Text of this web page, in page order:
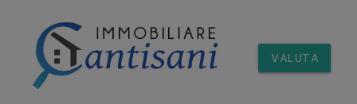
VALUTA